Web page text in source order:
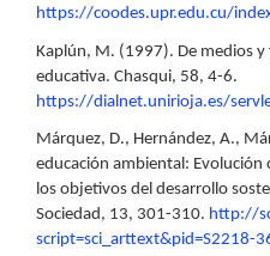
https://coodes.upr.edu.cu/
Kaplún, M. (1997). De medios
educativa. Chasqui, 58, 4-6.
https://dialnet.unirioja.es/
Márquez, D., Hernández, A.,
educación ambiental:
los objetivos del desarrollo
Sociedad, 13, 301-310. http://
script=sci_arttext&pid=S2218-